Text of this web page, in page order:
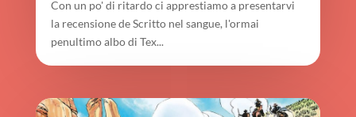
Con un po' di ritardo ci apprestiamo a presentarvi
la recensione de Scritto nel sangue, l'ormai
penultimo albo di Tex...